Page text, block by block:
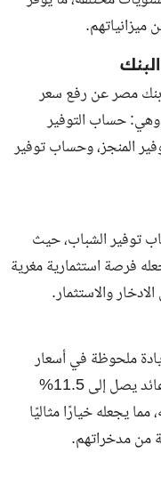
ميزانياتهم.
الماضي، أعلن بنك مصر عن رفع سعر
وهي: حساب التوفير
المنجز، وحساب توفير
توفير الشباب، حيث
و12.5%، مما يجعله فرصة استثمارية مغرية
والاستثمار.
ملحوظة في أسعار
الفائدة، حيث يمكن للعملاء الاستفادة من عائد يصل إلى 11.5%
إلى 400 ألف جنيه، مما يجعله خيارًا مثاليًا
من مدخراتهم.